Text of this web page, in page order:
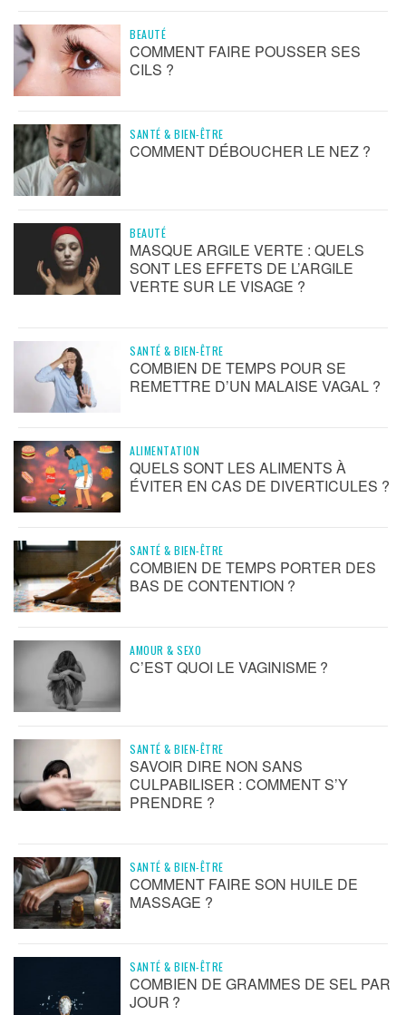
BEAUTÉ
COMMENT FAIRE POUSSER SES
CILS ?
SANTÉ & BIEN-ÊTRE
COMMENT DÉBOUCHER LE NEZ ?
BEAUTÉ
MASQUE ARGILE VERTE : QUELS
SONT LES EFFETS DE L’ARGILE
VERTE SUR LE VISAGE ?
SANTÉ & BIEN-ÊTRE
COMBIEN DE TEMPS POUR SE
REMETTRE D’UN MALAISE VAGAL ?
ALIMENTATION
QUELS SONT LES ALIMENTS À
ÉVITER EN CAS DE DIVERTICULES ?
SANTÉ & BIEN-ÊTRE
COMBIEN DE TEMPS PORTER DES
BAS DE CONTENTION ?
AMOUR & SEXO
C’EST QUOI LE VAGINISME ?
SANTÉ & BIEN-ÊTRE
SAVOIR DIRE NON SANS
CULPABILISER : COMMENT S’Y
PRENDRE ?
SANTÉ & BIEN-ÊTRE
COMMENT FAIRE SON HUILE DE
MASSAGE ?
SANTÉ & BIEN-ÊTRE
COMBIEN DE GRAMMES DE SEL PAR
JOUR ?